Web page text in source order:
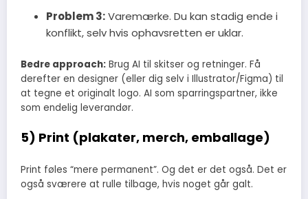
Problem 3:Varemærke. Du kan stadig ende i
konflikt, selv hvis ophavsretten er uklar.
Bedre approach: Brug AI til skitser og retninger. Få
derefter en designer (eller dig selv i Illustrator/Figma) til
at tegne et originalt logo. AI som sparringspartner, ikke
som endelig leverandør.
5) Print (plakater, merch, emballage)
Print føles “mere permanent”. Og det er det også. Det er
også sværere at rulle tilbage, hvis noget går galt.